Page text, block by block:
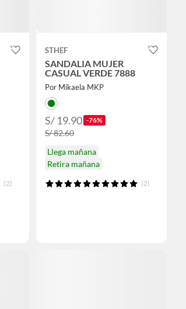
(2)
STHEF
SANDALIA MUJER
CASUAL VERDE 7888
Por Mikaela MKP
S/ 19.90 -76%
S/ 82.60
Llega mañana
Retira mañana
(2)